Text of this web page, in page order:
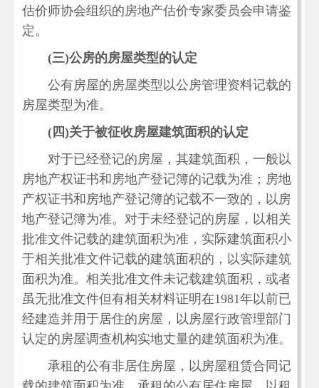
估价师协会组织的房地产估价专家委员会申请鉴
定。
(三)公房的房屋类型的认定
公有房屋的房屋类型以公房管理资料记载的
房屋类型为准。
( 四)关于被征收房屋建筑面积的认定
对于已经登记的房屋，其建筑面积，一般以
房地产权证书和房地产登记簿的记载为准；房地
产权证书和房地产登记簿的记载不一致的，以房
地产登记簿为准。对于未经登记的房屋，以相关
批准文件记载的建筑面积为准，实际建筑面积小
于相关批准文件记载的建筑面积的，以实际建筑
面积为准。相关批准文件未记载建筑面积，或者
虽无批准文件但有相关材料证明在1981年以前已
经建造并用于居住的房屋，以房屋行政管理部门
认定的房屋调查机构实地丈量的建筑面积为准。
承租的公有非居住房屋，以房屋租赁合同记